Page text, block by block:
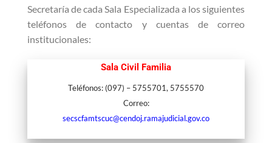
Secretaría de cada Sala Especializada a los siguientes
teléfonos de contacto y cuentas de correo
institucionales:
Sala Civil Familia
Teléfonos: (097) – 5755701, 5755570
Correo:
secscfamtscuc@cendoj.ramajudicial.gov.co